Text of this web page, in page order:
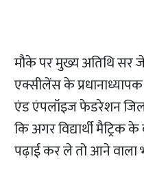
मौके पर मुख्य अतिथि
एक्सीलेंस के
एंड एंपलॉइज फेडरेशन
कि अगर विद्यार्थी मैट्रिक
पढ़ाई कर ले तो आने वाला